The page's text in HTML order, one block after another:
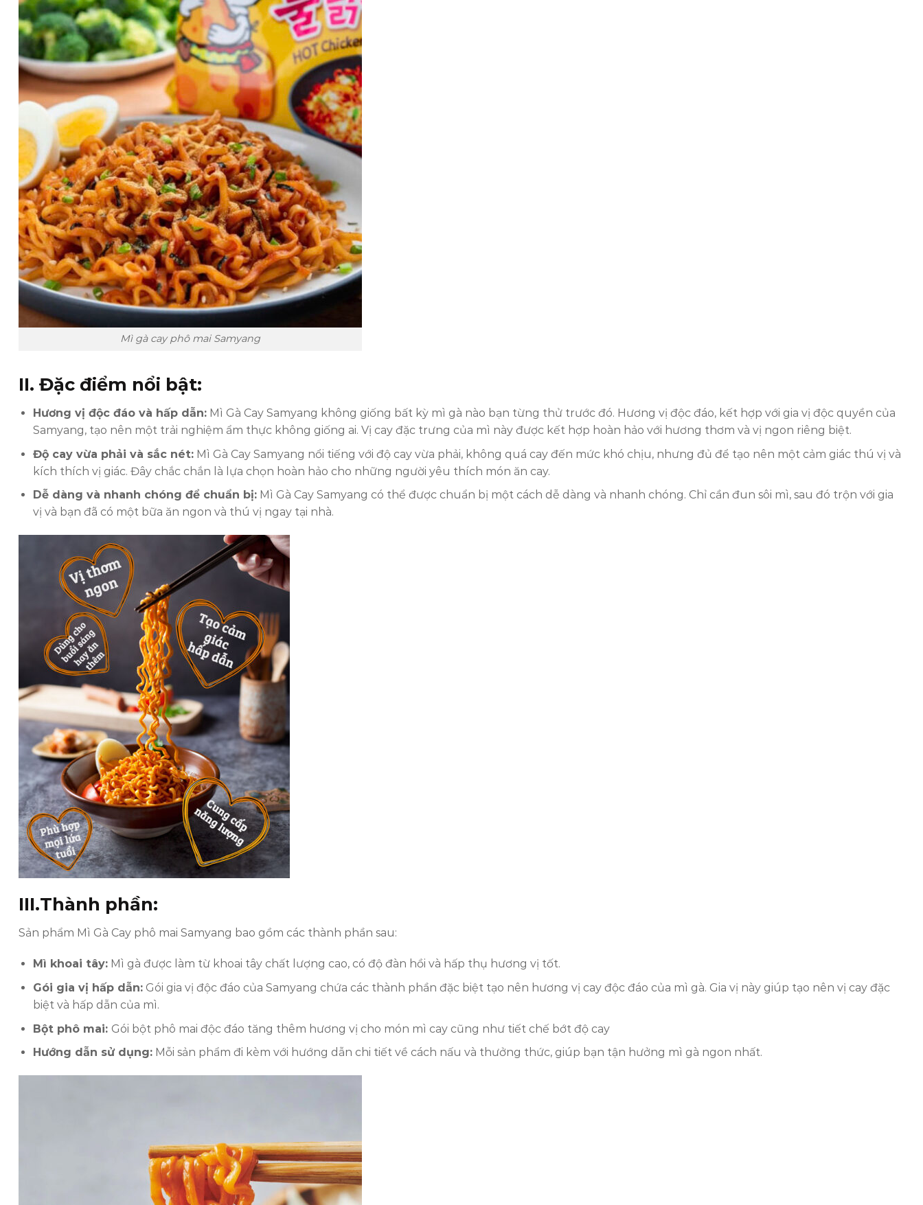
Mì gà cay phô mai Samyang
II. Đặc điểm nổi bật:
Hương vị độc đáo và hấp dẫn:Mì Gà Cay Samyang không giống bất kỳ mì gà nào bạn từng thử trước đó. Hương vị độc đáo, kết hợp với gia vị độc quyền của
Samyang, tạo nên một trải nghiệm ẩm thực không giống ai. Vị cay đặc trưng của mì này được kết hợp hoàn hảo với hương thơm và vị ngon riêng biệt.
Độ cay vừa phải và sắc nét:Mì Gà Cay Samyang nổi tiếng với độ cay vừa phải, không quá cay đến mức khó chịu, nhưng đủ để tạo nên một cảm giác thú vị và
kích thích vị giác. Đây chắc chắn là lựa chọn hoàn hảo cho những người yêu thích món ăn cay.
Dễ dàng và nhanh chóng để chuẩn bị:Mì Gà Cay Samyang có thể được chuẩn bị một cách dễ dàng và nhanh chóng. Chỉ cần đun sôi mì, sau đó trộn với gia
vị và bạn đã có một bữa ăn ngon và thú vị ngay tại nhà.
III.Thành phần:
Sản phẩm Mì Gà Cay phô mai Samyang bao gồm các thành phần sau:
Mì khoai tây:Mì gà được làm từ khoai tây chất lượng cao, có độ đàn hồi và hấp thụ hương vị tốt.
Gói gia vị hấp dẫn:Gói gia vị độc đáo của Samyang chứa các thành phần đặc biệt tạo nên hương vị cay độc đáo của mì gà. Gia vị này giúp tạo nên vị cay đặc
biệt và hấp dẫn của mì.
Bột phô mai: Gói bột phô mai độc đáo tăng thêm hương vị cho món mì cay cũng như tiết chế bớt độ cay
Hướng dẫn sử dụng:Mỗi sản phẩm đi kèm với hướng dẫn chi tiết về cách nấu và thưởng thức, giúp bạn tận hưởng mì gà ngon nhất.